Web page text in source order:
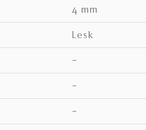
4 mm
lesk
–
–
–